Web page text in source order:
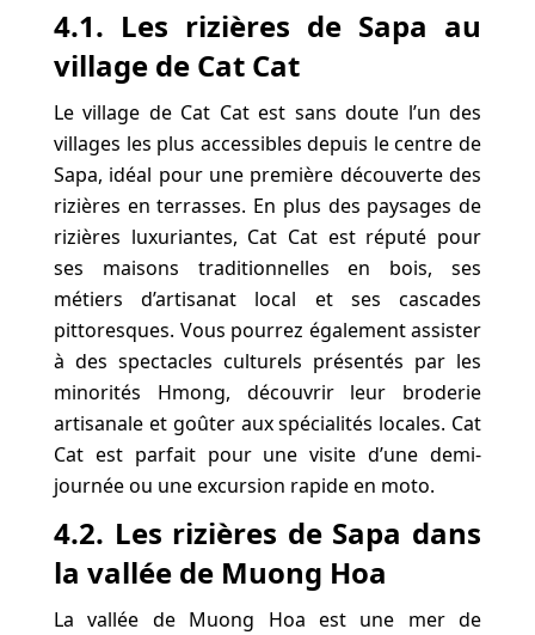
4.1. Les rizières de Sapa au
village de Cat Cat
Le village de Cat Cat est sans doute l’un des
villages les plus accessibles depuis le centre de
Sapa, idéal pour une première découverte des
rizières en terrasses. En plus des paysages de
rizières luxuriantes, Cat Cat est réputé pour
ses maisons traditionnelles en bois, ses
métiers d’artisanat local et ses cascades
pittoresques. Vous pourrez également assister
à des spectacles culturels présentés par les
minorités Hmong, découvrir leur broderie
artisanale et goûter aux spécialités locales. Cat
Cat est parfait pour une visite d’une demi-
journée ou une excursion rapide en moto.
4.2. Les rizières de Sapa dans
la vallée de Muong Hoa
La vallée de Muong Hoa est une mer de